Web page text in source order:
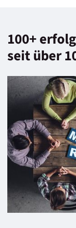
100+
seit über